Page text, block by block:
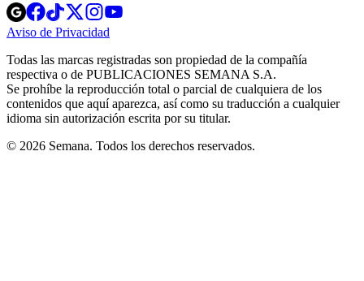
Opens
in
new
Opens
in
new
Opens
in
new
window
Opens
new
windowwindow
Aviso de Privacidad
new
window
Todas las marcas registradas son propiedad de la compañía
respectiva o de PUBLICACIONES SEMANA S.A.
Se prohíbe la reproducción total o parcial de cualquiera de los
contenidos que aquí aparezca, así como su traducción a cualquier
idioma sin autorización escrita por su titular.
© 2026 Semana. Todos los derechos reservados.